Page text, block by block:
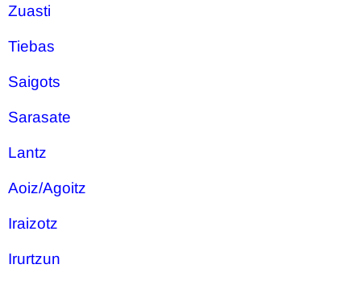
Zuasti
Tiebas
Saigots
Sarasate
Lantz
Aoiz/Agoitz
Iraizotz
Irurtzun